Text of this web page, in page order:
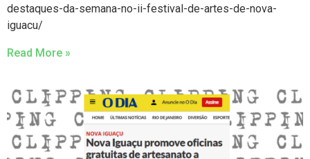
destaques-da-semana-no-ii-festival-de-artes-de-nova-
iguacu/
Read More »